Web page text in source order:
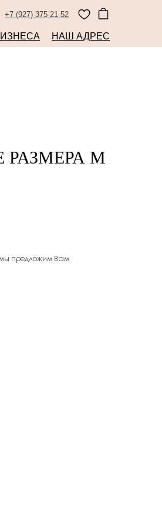
+7 (927) 375-21-52
НАШ АДРЕС
РАЗМЕРА М
мы предложим Вам